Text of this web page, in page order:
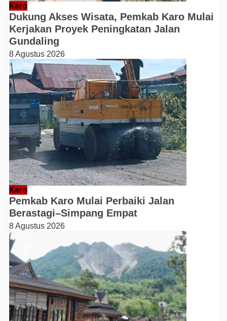
Karo
Dukung Akses Wisata, Pemkab Karo Mulai
Kerjakan Proyek Peningkatan Jalan
Gundaling
8 Agustus 2026
Karo
Pemkab Karo Mulai Perbaiki Jalan
Berastagi–Simpang Empat
8 Agustus 2026